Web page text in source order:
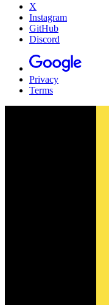
X
Instagram
GitHub
Discord
Privacy
Terms